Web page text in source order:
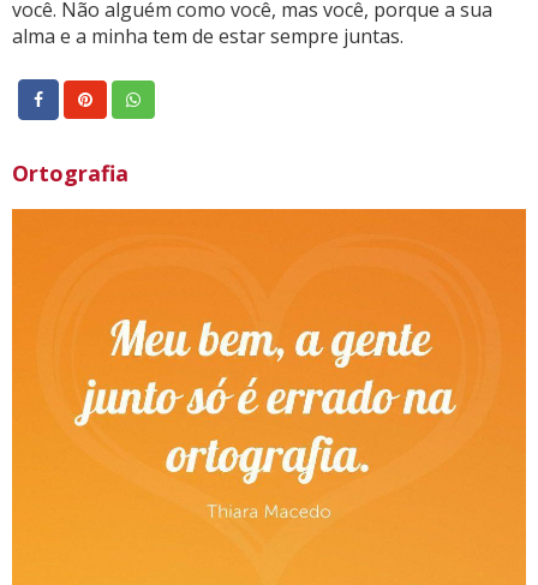
você. Não alguém como você, mas você, porque a sua
alma e a minha tem de estar sempre juntas.
Ortografia